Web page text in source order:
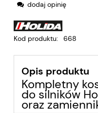
dodaj opinię
Kod produktu: 668
Opis produktu
Kompletny
do silników
oraz